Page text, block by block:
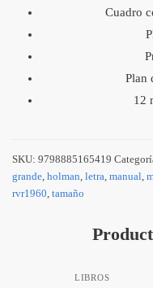
Cuadro
Plan
12
SKU: 9798885165419
grande, holman, letra, manual,
rvr1960, tamaño
LIBROS